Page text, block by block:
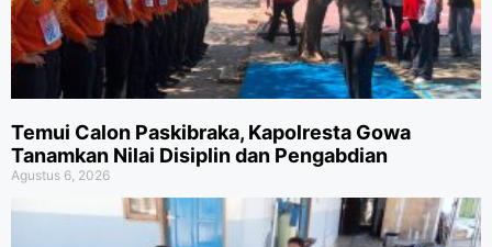
Temui Calon Paskibraka, Kapolresta Gowa
Tanamkan Nilai Disiplin dan Pengabdian
Agustus 6, 2026